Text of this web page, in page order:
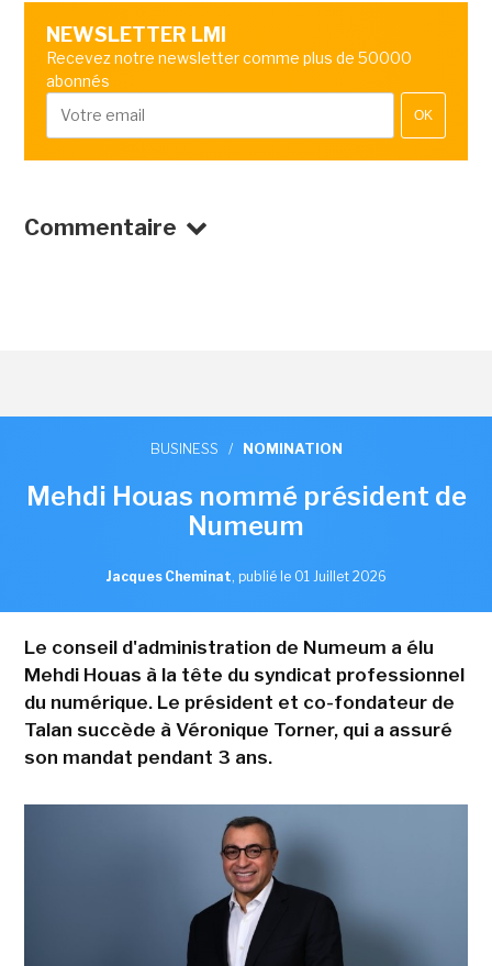
NEWSLETTER LMI
Recevez notre newsletter comme plus de 50000
abonnés
OK
Commentaire
BUSINESS / NOMINATION
Mehdi Houas nommé président de
Numeum
Jacques Cheminat, publié le 01 Juillet 2026
Le conseil d'administration de Numeum a élu
Mehdi Houas à la tête du syndicat professionnel
du numérique. Le président et co-fondateur de
Talan succède à Véronique Torner, qui a assuré
son mandat pendant 3 ans.